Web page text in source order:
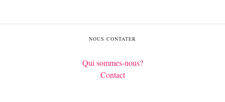
NOUS CONTATER
Qui sommes-nous?
Contact